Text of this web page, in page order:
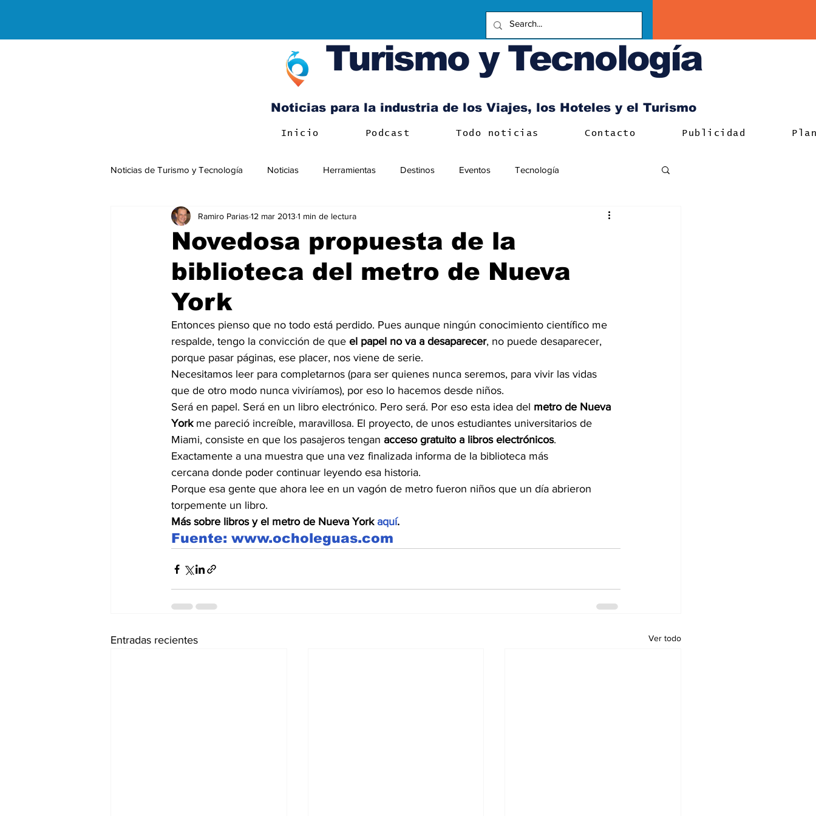
Turismo y Tecnología
Noticias para la industria de los Viajes, los Hoteles y el Turismo
Inicio Podcast Todo noticias Contacto Publicidad
Noticias de Turismo y Tecnología Noticias Herramientas Destinos Eventos Tecnología
Negocios Internacionales
Novedosa propuesta de la
biblioteca del metro de Nueva
York
Ramiro Parias 12 mar 2013 1 min de lectura
Entonces pienso que no todo está perdido. Pues aunque ningún conocimiento científico me
respalde, tengo la convicción de que el papel no va a desaparecer, no puede desaparecer,
porque pasar páginas, ese placer, nos viene de serie.
Necesitamos leer para completarnos (para ser quienes nunca seremos, para vivir las vidas
que de otro modo nunca viviríamos), por eso lo hacemos desde niños.
Será en papel. Será en un libro electrónico. Pero será. Por eso esta idea del metro de Nueva
York me pareció increíble, maravillosa. El proyecto, de unos estudiantes universitarios de
Miami, consiste en que los pasajeros tengan acceso gratuito a libros electrónicos.
Exactamente a una muestra que una vez finalizada informa de la biblioteca más
cercana donde poder continuar leyendo esa historia.
Porque esa gente que ahora lee en un vagón de metro fueron niños que un día abrieron
torpemente un libro.
Más sobre libros y el metro de Nueva York aquí.
Fuente: www.ocholeguas.com
Entradas recientes Ver todo